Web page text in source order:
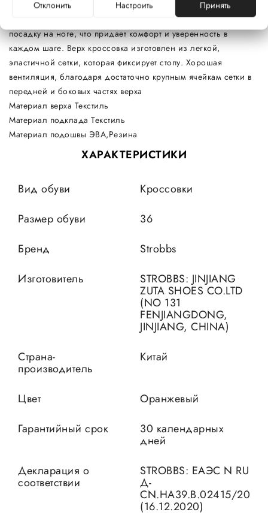
кто любит бегать
Бесшовный вверх обеспечивает прекрасную анатомическую
посадку на ноге, что придает комфорт и уверенность в
каждом шаге. Верх кроссовка изготовлен из легкой,
эластичной сетки, которая фиксирует стопу. Хорошая
вентиляция, благодаря достаточно крупным ячейкам сетки в
передней и боковых частях верха
Материал верха Текстиль
Материал подклада Текстиль
Материал подошвы ЭВА,Резина
ХАРАКТЕРИСТИКИ
Вид обуви
Кроссовки
Размер обуви
36
Бренд
Strobbs
Изготовитель
STROBBS: JINJIANG
ZUTA SHOES CO.LTD
(NO 131
FENJIANGDONG,
JINJIANG, CHINA)
Страна-
производитель
Китай
Цвет
Оранжевый
Гарантийный срок
30 календарных
дней
Декларация о
соответствии
STROBBS: ЕАЭС N RU
Д-
CN.HA39.B.02415/20
(16.12.2020)
Отклонить Настроить Принять